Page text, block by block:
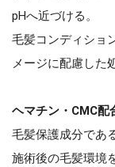
pHへ近づける。
毛髪コンディショ
メージに配慮した
ヘマチン・CMC配
毛髪保護成分であ
施術後の毛髪環境